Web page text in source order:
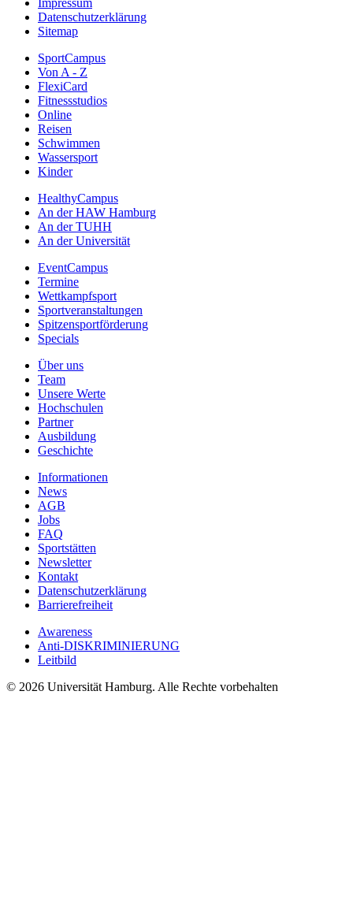
Impressum
Datenschutzerklärung
Sitemap
SportCampus
Von A - Z
FlexiCard
Fitnessstudios
Online
Reisen
Schwimmen
Wassersport
Kinder
HealthyCampus
An der HAW Hamburg
An der TUHH
An der Universität
EventCampus
Termine
Wettkampfsport
Sportveranstaltungen
Spitzensportförderung
Specials
Über uns
Team
Unsere Werte
Hochschulen
Partner
Ausbildung
Geschichte
Informationen
News
AGB
Jobs
FAQ
Sportstätten
Newsletter
Kontakt
Datenschutzerklärung
Barrierefreiheit
Awareness
Anti-DISKRIMINIERUNG
Leitbild
© 2026 Universität Hamburg. Alle Rechte vorbehalten